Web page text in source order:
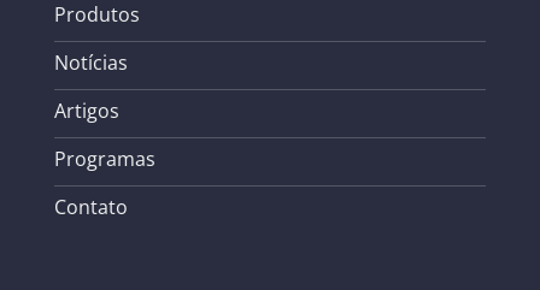
Produtos
Notícias
Artigos
Programas
Contato